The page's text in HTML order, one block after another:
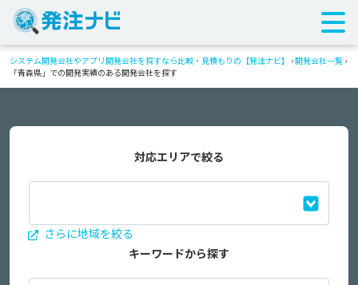
システム開発会社やアプリ開発会社を探すなら比較・見積もりの【発注ナビ】 ›開発会社一覧 ›
「青森県」での開発実績のある開発会社を探す
対応エリアで絞る
さらに地域を絞る
キーワードから探す